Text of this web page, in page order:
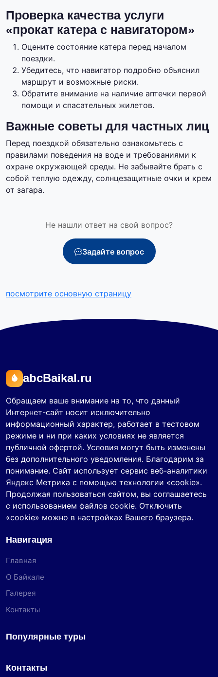
Проверка качества услуги
«прокат катера с навигатором»
Оцените состояние катера перед началом
поездки.
Убедитесь, что навигатор подробно объяснил
маршрут и возможные риски.
Обратите внимание на наличие аптечки первой
помощи и спасательных жилетов.
Важные советы для частных лиц
Перед поездкой обязательно ознакомьтесь с
правилами поведения на воде и требованиями к
охране окружающей среды. Не забывайте брать с
собой теплую одежду, солнцезащитные очки и крем
от загара.
Не нашли ответ на свой вопрос?
Задайте вопрос
посмотрите основную страницу
abcBaikal.ru
Обращаем ваше внимание на то, что данный
Интернет-сайт носит исключительно
информационный характер, работает в тестовом
режиме и ни при каких условиях не является
публичной офертой. Условия могут быть изменены
без дополнительного уведомления. Благодарим за
понимание. Сайт использует сервис веб-аналитики
Яндекс Метрика с помощью технологии «cookie».
Продолжая пользоваться сайтом, вы соглашаетесь
с использованием файлов cookie. Отключить
«cookie» можно в настройках Вашего браузера.
Навигация
Главная
О Байкале
Галерея
Контакты
Популярные туры
Контакты